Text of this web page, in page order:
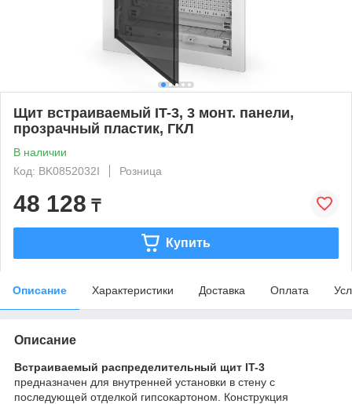
Щит встраиваемый IT-3, 3 монт. панели,
прозрачный пластик, ГКЛ
В наличии
Код: BK0852032I
Розница
48 128 ₸
Купить
Описание Характеристики Доставка Оплата
Описание
Встраиваемый распределительный щит IT-3
предназначен для внутренней установки в стену с
последующей отделкой гипсокартоном. Конструкция